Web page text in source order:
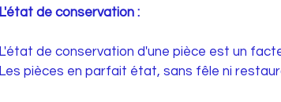
L'état de conservation :
L'état de conservation d'une pièce est un
Les pièces en parfait état, sans fêle ni